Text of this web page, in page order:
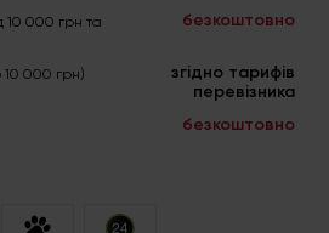
10 000 грн та
безкоштовно
000 грн)
згідно тарифів
перевізника
безкоштовно